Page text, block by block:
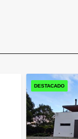
DESTACADO